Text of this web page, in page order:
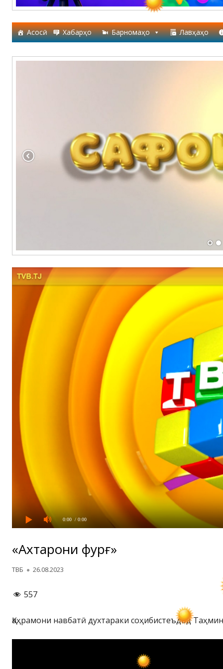
Асосӣ Хабарҳо Барномаҳо Лавҳаҳо
0:00 / 0:00
«Ахтарони фурӯғ»
Автор
ТВБ Опубликовано
26.08.2023
557
Қаҳрамони навбатӣ духтараки соҳибистеъдод